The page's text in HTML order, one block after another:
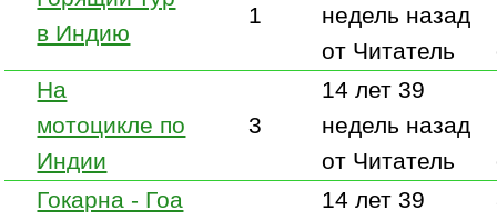
в Индию
1
недель назад
от Читатель
На
мотоцикле по
Индии
3
14 лет 39
недель назад
от Читатель
Гокарна - Гоа
14 лет 39